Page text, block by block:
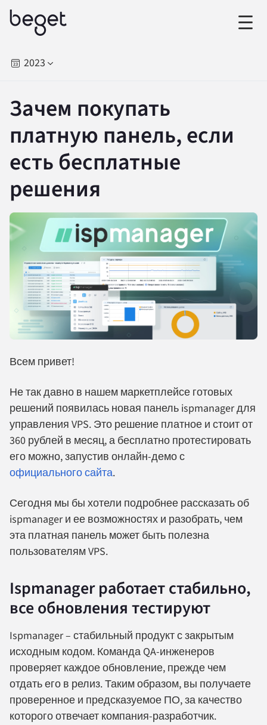
2023
Зачем покупать
платную панель, если
есть бесплатные
решения
Всем привет!
Не так давно в нашем маркетплейсе готовых
решений появилась новая панель ispmanager для
управления VPS. Это решение платное и стоит от
360 рублей в месяц, а бесплатно протестировать
его можно, запустив онлайн-демо с
официального сайта.
Сегодня мы бы хотели подробнее рассказать об
ispmanager и ее возможностях и разобрать, чем
эта платная панель может быть полезна
пользователям VPS.
Ispmanager работает стабильно,
все обновления тестируют
Ispmanager – стабильный продукт с закрытым
исходным кодом. Команда QA-инженеров
проверяет каждое обновление, прежде чем
отдать его в релиз. Таким образом, вы получаете
проверенное и предсказуемое ПО, за качество
которого отвечает компания-разработчик.